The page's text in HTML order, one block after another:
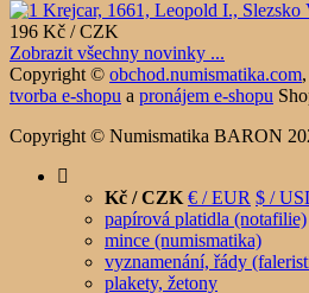
196 Kč / CZK
Zobrazit všechny novinky ...
Copyright © obchod.numismatika.com,
tvorba e-shopu a pronájem e-shopu
Copyright © Numismatika BARON
Kč / CZK € / EUR $ /
papírová platidla (notafilie)
mince (numismatika)
vyznamenání, řády
plakety, žetony